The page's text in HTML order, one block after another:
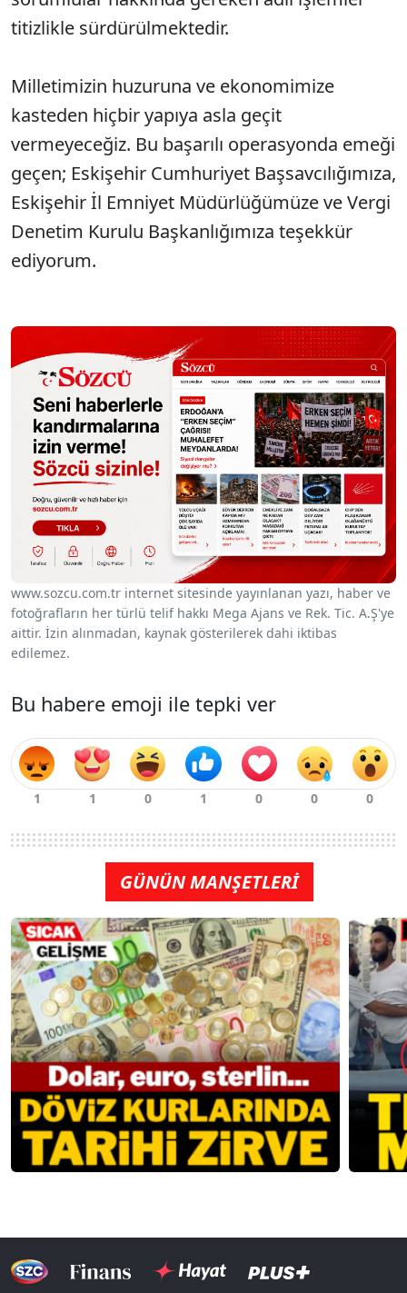
titizlikle sürdürülmektedir.
Milletimizin huzuruna ve ekonomimize
kasteden hiçbir yapıya asla geçit
vermeyeceğiz. Bu başarılı operasyonda emeği
geçen; Eskişehir Cumhuriyet Başsavcılığımıza,
Eskişehir İl Emniyet Müdürlüğümüze ve Vergi
Denetim Kurulu Başkanlığımıza teşekkür
ediyorum.
www.sozcu.com.tr internet sitesinde yayınlanan yazı, haber ve
fotoğrafların her türlü telif hakkı Mega Ajans ve Rek. Tic. A.Ş'ye
aittir. İzin alınmadan, kaynak gösterilerek dahi iktibas
edilemez.
Bu habere emoji ile tepki ver
GÜNÜN MANŞETLERİ